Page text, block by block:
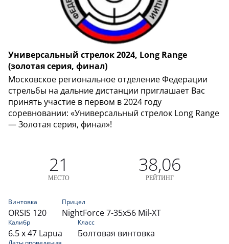
Универсальный стрелок 2024, Long Range
(золотая серия, финал)
Московское региональное отделение Федерации
стрельбы на дальние дистанции приглашает Вас
принять участие в первом в 2024 году
соревновании: «Универсальный стрелок Long Range
— Золотая серия, финал»!
21
МЕСТО
38,06
РЕЙТИНГ
Винтовка
ORSIS 120
Прицел
NightForce 7-35x56 Mil-XT
Калибр
6.5 x 47 Lapua
Класс
Болтовая винтовка